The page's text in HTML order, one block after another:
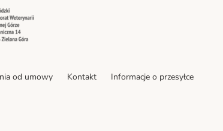
od umowy Kontakt
Informacje o przesyłce